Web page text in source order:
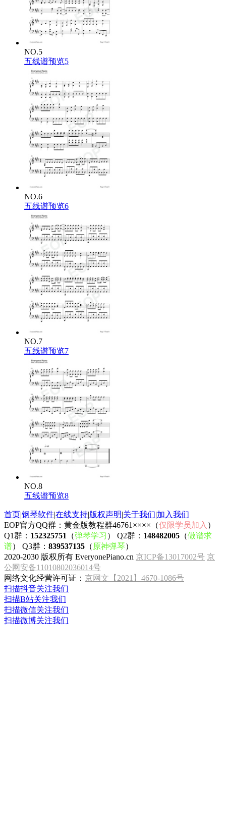
NO.5
五线谱预览5
NO.6
五线谱预览6
NO.7
五线谱预览7
NO.8
五线谱预览8
首页|钢琴软件|在线支持|版权声明|关于我们|加入我们
EOP官方QQ群：黄金版教程群46761××××（仅限学员加入 ）
Q1群： 152325751 （弹琴学习 ） Q2群： 148482005 （做谱求
谱） Q3群： 839537135 （ 原神弹琴）
2020-2030 版权所有 EveryonePiano.cn 京ICP备13017002号 京
公网安备11010802036014号
网络文化经营许可证： 京网文【2021】4670-1086号
扫描抖音关注我们
扫描B站关注我们
扫描微信关注我们
扫描微博关注我们